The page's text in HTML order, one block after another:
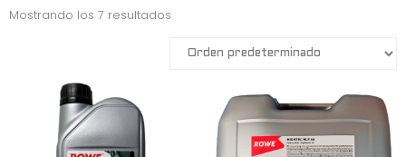
Mostrando los 7 resultados